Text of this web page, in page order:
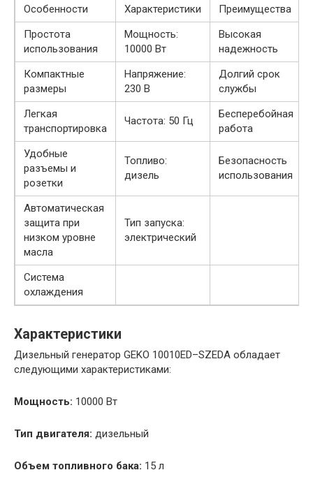
Особенности Характеристики
Преимущества
Простота
использования
Мощность:
10000 Вт
Высокая
надежность
Компактные
размеры
Напряжение:
230 В
Долгий срок
службы
Легкая
транспортировка
Частота: 50 Гц
Бесперебойная
работа
Удобные
разъемы и
розетки
Топливо:
дизель
Безопасность
использования
Автоматическая
защита при
низком уровне
масла
Тип запуска:
электрический
Система
охлаждения
Характеристики
Дизельный генератор GEKO 10010ED–SZEDA обладает
следующими характеристиками:
Мощность: 10000 Вт
Тип двигателя: дизельный
Объем топливного бака: 15 л